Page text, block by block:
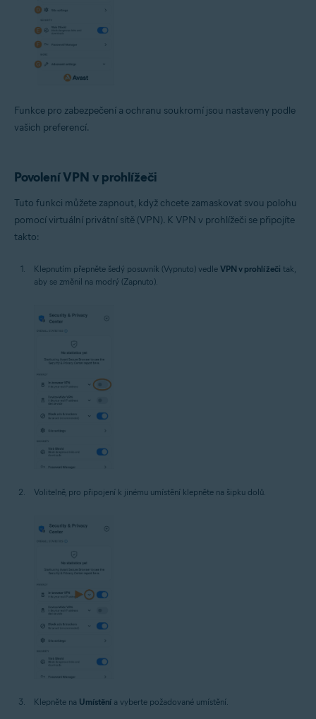
Funkce pro zabezpečení a ochranu soukromí jsou nastaveny podle
vašich preferencí.
Povolení VPN v prohlížeči
Tuto funkci můžete zapnout, když chcete zamaskovat svou polohu
pomocí virtuální privátní sítě (VPN). K VPN v prohlížeči se připojíte
takto:
Klepnutím přepněte šedý posuvník (Vypnuto) vedle VPN v prohlížeči tak,
aby se změnil na modrý (Zapnuto).
Volitelně, pro připojení k jinému umístění klepněte na šipku dolů.
Klepněte na Umístění a vyberte požadované umístění.